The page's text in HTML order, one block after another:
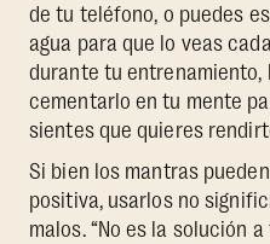
de tu teléfono, o puedes
agua para que lo veas
durante tu entrenamiento,
cementarlo en tu mente
sientes que quieres
Si bien los mantras
positiva, usarlos no
malos. “No es la solución